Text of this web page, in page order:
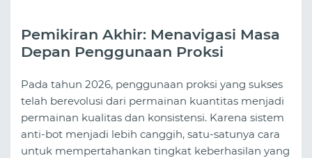
Pemikiran Akhir: Menavigasi Masa
Depan Penggunaan Proksi
Pada tahun 2026, penggunaan proksi yang sukses
telah berevolusi dari permainan kuantitas menjadi
permainan kualitas dan konsistensi. Karena sistem
anti-bot menjadi lebih canggih, satu-satunya cara
untuk mempertahankan tingkat keberhasilan yang